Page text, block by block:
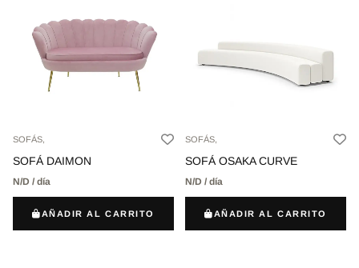
SOFÁS,
SOFÁ DAIMON
N/D / día
AÑADIR AL CARRITO
SOFÁS,
SOFÁ OSAKA CURVE
N/D / día
AÑADIR AL CARRITO